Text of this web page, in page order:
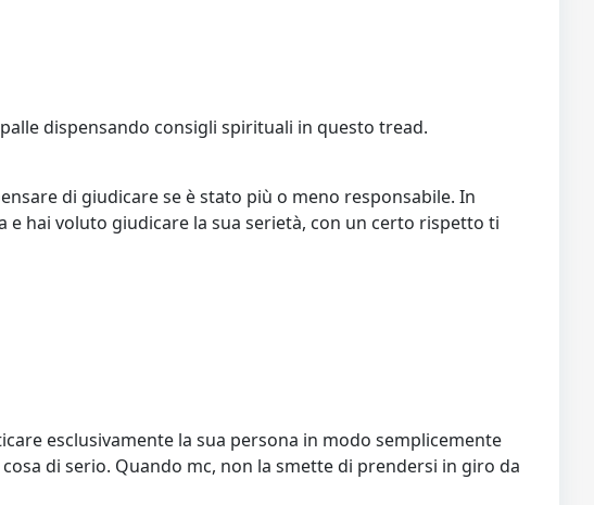
dispensando consigli spirituali in questo tread.
di giudicare se è stato più o meno responsabile. In
e hai voluto giudicare la sua serietà, con un certo rispetto ti
esclusivamente la sua persona in modo semplicemente
di serio. Quando mc, non la smette di prendersi in giro da